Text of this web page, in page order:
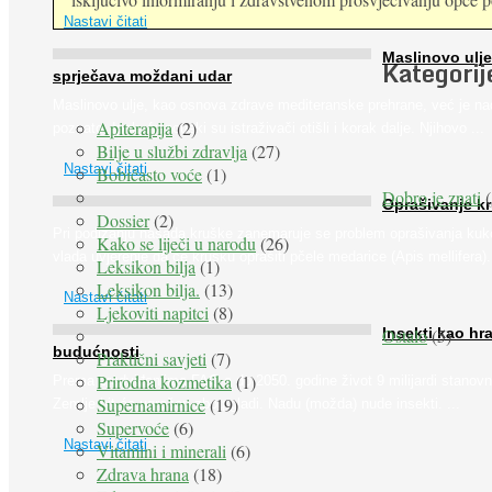
Nastavi čitati
Maslinovo ulje
sprječava moždani udar
poznato. Ipak, francuski su istraživači otišli i korak dalje. Njihovo ...
Nastavi čitati
Oprašivanje
Pri podizanju nasada kruške zanemaruje se problem oprašivanja
vlada uvjerenje da će krušku oprašiti pčele medarice (Apis mellifera).
Nastavi čitati
Insekti kao
budućnosti
Prema predviđanjima FAO-a do 2050. godine život 9 milijardi
Zemlje bit će ugrožen zbog gladi. Nadu (možda) nude insekti. ...
Nastavi čitati
Apiterapija (2)
Bilje u službi zdravlja (27)
Bobičasto voće(1)
Dobro je znati
Dossier(2)
Kako se liječi u narodu (26)
Leksikon bilja (1)
Leksikon bilja. (13)
Ljekoviti napitci (8)
Ostalo(5)
Praktični savjeti (7)
Prirodna kozmetika (1)
Supernamirnice(19)
Supervoće(6)
Vitamini i minerali (6)
Zdrava hrana (18)